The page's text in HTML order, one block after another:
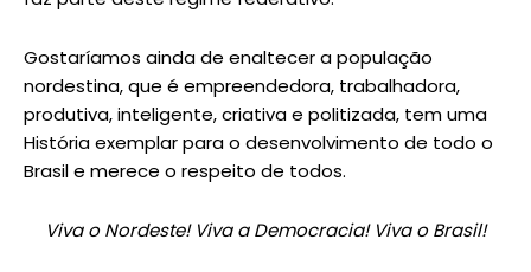
Gostaríamos ainda de enaltecer a população
nordestina, que é empreendedora, trabalhadora,
produtiva, inteligente, criativa e politizada, tem uma
História exemplar para o desenvolvimento de todo o
Brasil e merece o respeito de todos.
Viva o Nordeste! Viva a Democracia! Viva o Brasil!